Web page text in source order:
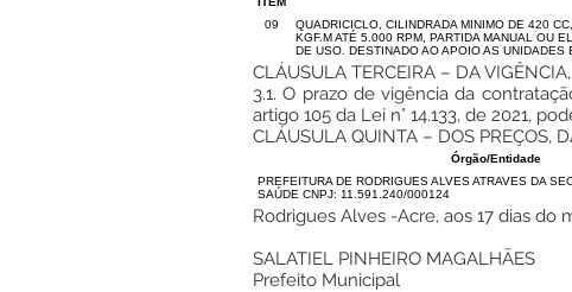
09
QUADRICICLO, CILINDRADA MINIMO DE 420
KGF.M ATÉ 5.000 RPM, PARTIDA MANUAL OU
DE USO. DESTINADO AO APOIO AS UNIDADES
CLÁUSULA TERCEIRA – DA
3.1. O prazo de vigência da
artigo 105 da Lei n° 14.133, de 2021,
CLÁUSULA QUINTA – DOS PREÇOS,
Órgão/Entidade
PREFEITURA DE RODRIGUES ALVES ATRAVES DA
SAÚDE CNPJ: 11.591.240/000124
Rodrigues Alves -Acre, aos 17 dias do
SALATIEL PINHEIRO MAGALHÃES
Prefeito Municipal